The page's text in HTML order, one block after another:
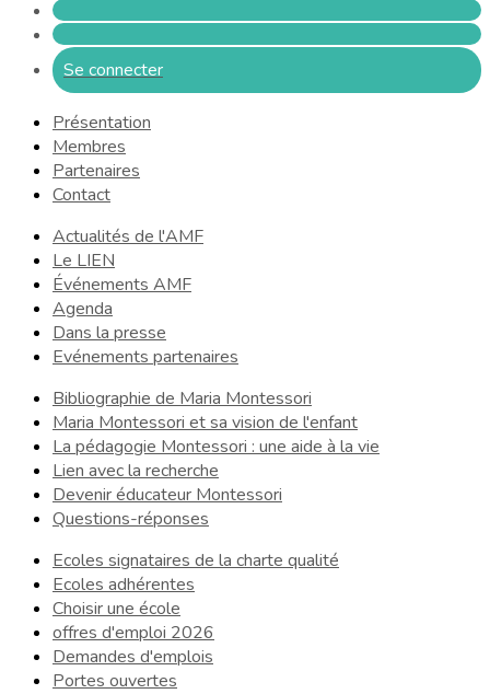
Se connecter
Présentation
Membres
Partenaires
Contact
Actualités de l'AMF
Le LIEN
Événements AMF
Agenda
Dans la presse
Evénements partenaires
Bibliographie de Maria Montessori
Maria Montessori et sa vision de l'enfant
La pédagogie Montessori : une aide à la vie
Lien avec la recherche
Devenir éducateur Montessori
Questions-réponses
Ecoles signataires de la charte qualité
Ecoles adhérentes
Choisir une école
offres d'emploi 2026
Demandes d'emplois
Portes ouvertes